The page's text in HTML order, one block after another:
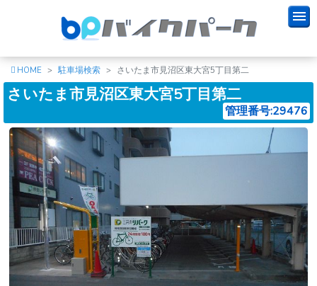
HOME 駐車場検索 さいたま市見沼区東大宮5丁目第二
さいたま市見沼区東大宮5丁目第二
管理番号:29476